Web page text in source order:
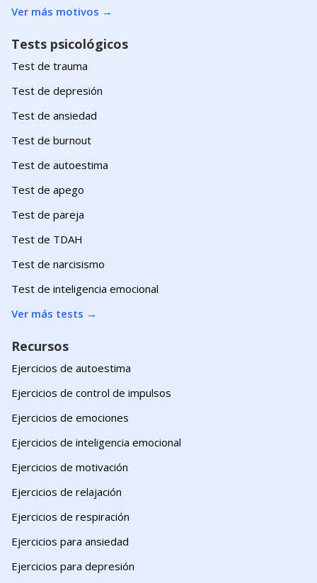
Ver más motivos →
Tests psicológicos
Test de trauma
Test de depresión
Test de ansiedad
Test de burnout
Test de autoestima
Test de apego
Test de pareja
Test de TDAH
Test de narcisismo
Test de inteligencia emocional
Ver más tests →
Recursos
Ejercicios de autoestima
Ejercicios de control de impulsos
Ejercicios de emociones
Ejercicios de inteligencia emocional
Ejercicios de motivación
Ejercicios de relajación
Ejercicios de respiración
Ejercicios para ansiedad
Ejercicios para depresión